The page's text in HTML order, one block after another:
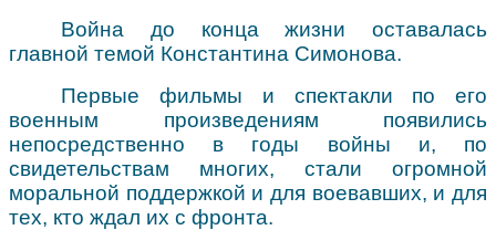
Война до конца жизни оставалась
главной темой Константина Симонова.
Первые фильмы и спектакли по его
военным произведениям появились
непосредственно в годы войны и, по
свидетельствам многих, стали огромной
моральной поддержкой и для воевавших, и для
тех, кто ждал их с фронта.